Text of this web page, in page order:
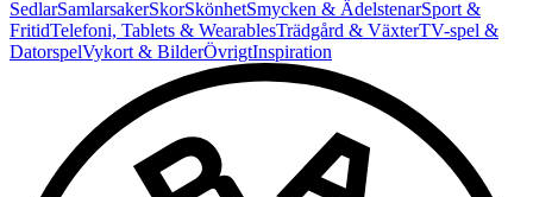
SedlarSamlarsakerSkorSkönhetSmycken & ÄdelstenarSport &
FritidTelefoni, Tablets & WearablesTrädgård & VäxterTV-spel &
DatorspelVykort & BilderÖvrigtInspiration